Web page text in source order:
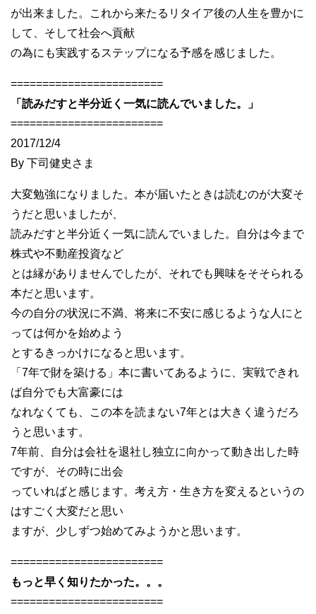
が出来ました。これから来たるリタイア後の人生を豊かに
して、そして社会へ貢献
の為にも実践するステップになる予感を感じました。
========================
「読みだすと半分近く一気に読んでいました。」
========================
2017/12/4
By 下司健史さま
大変勉強になりました。本が届いたときは読むのが大変そ
うだと思いましたが、
読みだすと半分近く一気に読んでいました。自分は今まで
株式や不動産投資など
とは縁がありませんでしたが、それでも興味をそそられる
本だと思います。
今の自分の状況に不満、将来に不安に感じるような人にと
っては何かを始めよう
とするきっかけになると思います。
「7年で財を築ける」本に書いてあるように、実戦できれ
ば自分でも大富豪には
なれなくても、この本を読まない7年とは大きく違うだろ
うと思います。
7年前、自分は会社を退社し独立に向かって動き出した時
ですが、その時に出会
っていればと感じます。考え方・生き方を変えるというの
はすごく大変だと思い
ますが、少しずつ始めてみようかと思います。
========================
もっと早く知りたかった。。。
========================